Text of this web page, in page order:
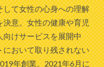
して女性の心身への理解
決意。女性の健康や育児
向けサービスを展開中
において取り残されない
年創業。2021年6月に